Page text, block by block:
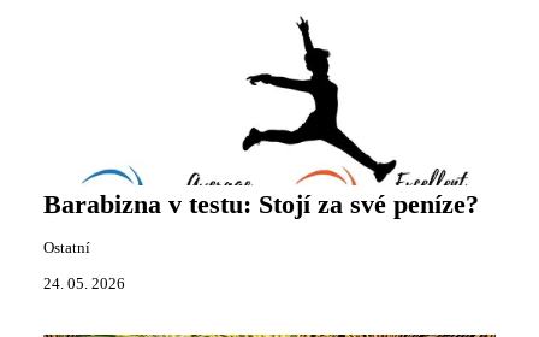
Barabizna v testu: Stojí za své peníze?
Ostatní
24. 05. 2026